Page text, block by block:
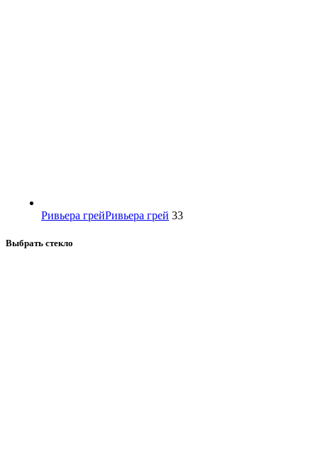
Ривьера грейРивьера грей 33
Выбрать стекло